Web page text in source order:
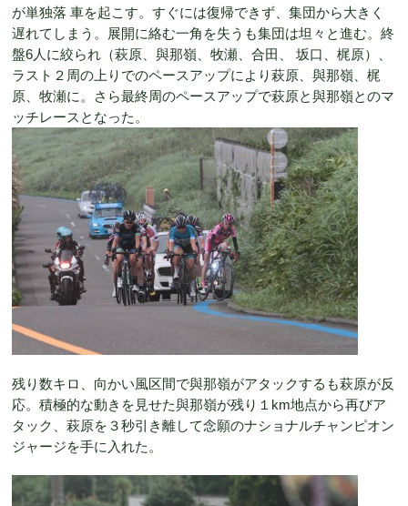
が単独落 車を起こす。すぐには復帰できず、集団から大きく
遅れてしまう。展開に絡む一角を失うも集団は坦々と進む。終
盤6人に絞られ（萩原、與那嶺、牧瀬、合田、 坂口、梶原）、
ラスト２周の上りでのペースアップにより萩原、與那嶺、梶
原、牧瀬に。さら最終周のペースアップで萩原と與那嶺とのマ
ッチレースとなった。
残り数キロ、向かい風区間で與那嶺がアタックするも萩原が反
応。積極的な動きを見せた與那嶺が残り１km地点から再びア
タック、萩原を３秒引き離して念願のナショナルチャンピオン
ジャージを手に入れた。